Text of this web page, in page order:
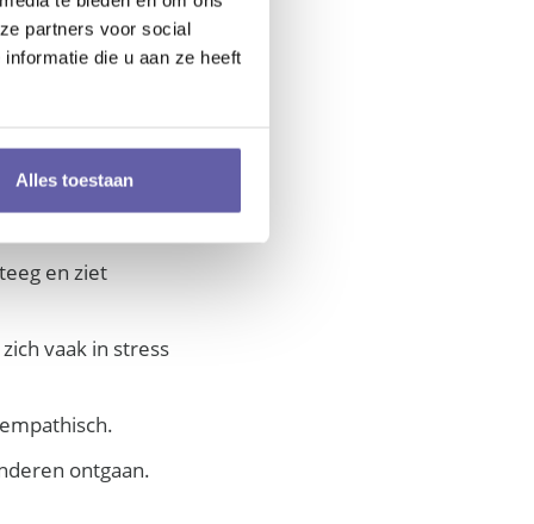
partners voor social
die u aan ze heeft
Alles toestaan
strijd tussen de
Dit helpt je te
en ziet
vaak in stress
ontgaan.